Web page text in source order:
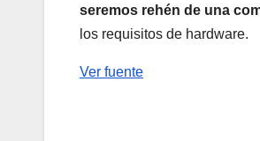
seremos rehén de una
los requisitos de hardware.
Ver fuente